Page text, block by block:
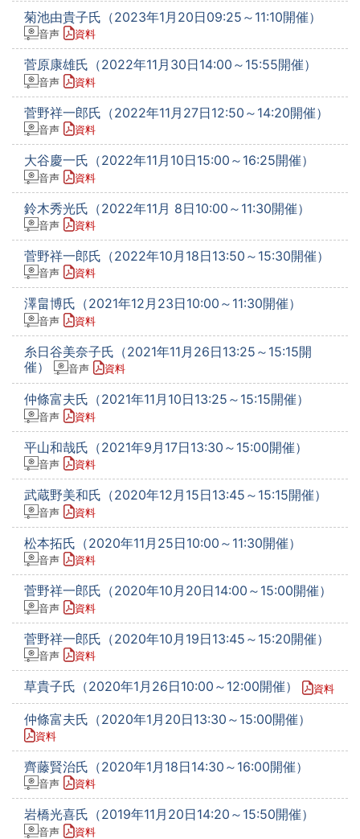
菊池由貴子氏（2023年1月20日09:25～11:10開催）
音声 資料
菅原康雄氏（2022年11月30日14:00～15:55開催）
音声 資料
菅野祥一郎氏（2022年11月27日12:50～14:20開催）
音声 資料
大谷慶一氏（2022年11月10日15:00～16:25開催）
音声 資料
鈴木秀光氏（2022年11月 8日10:00～11:30開催）
音声 資料
菅野祥一郎氏（2022年10月18日13:50～15:30開催）
音声 資料
澤畠博氏（2021年12月23日10:00～11:30開催）
音声 資料
糸日谷美奈子氏（2021年11月26日13:25～15:15開
催）
音声 資料
仲條富夫氏（2021年11月10日13:25～15:15開催）
音声 資料
平山和哉氏（2021年9月17日13:30～15:00開催）
音声 資料
武蔵野美和氏（2020年12月15日13:45～15:15開催）
音声 資料
松本拓氏（2020年11月25日10:00～11:30開催）
音声 資料
菅野祥一郎氏（2020年10月20日14:00～15:00開催）
音声 資料
菅野祥一郎氏（2020年10月19日13:45～15:20開催）
音声 資料
草貴子氏（2020年1月26日10:00～12:00開催） 資料
仲條富夫氏（2020年1月20日13:30～15:00開催）
資料
齊藤賢治氏（2020年1月18日14:30～16:00開催）
音声 資料
岩橋光喜氏（2019年11月20日14:20～15:50開催）
音声 資料